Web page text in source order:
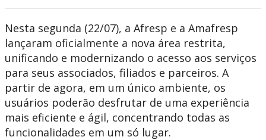
Nesta segunda (22/07), a Afresp e a Amafresp
lançaram oficialmente a nova área restrita,
unificando e modernizando o acesso aos serviços
para seus associados, filiados e parceiros. A
partir de agora, em um único ambiente, os
usuários poderão desfrutar de uma experiência
mais eficiente e ágil, concentrando todas as
funcionalidades em um só lugar.